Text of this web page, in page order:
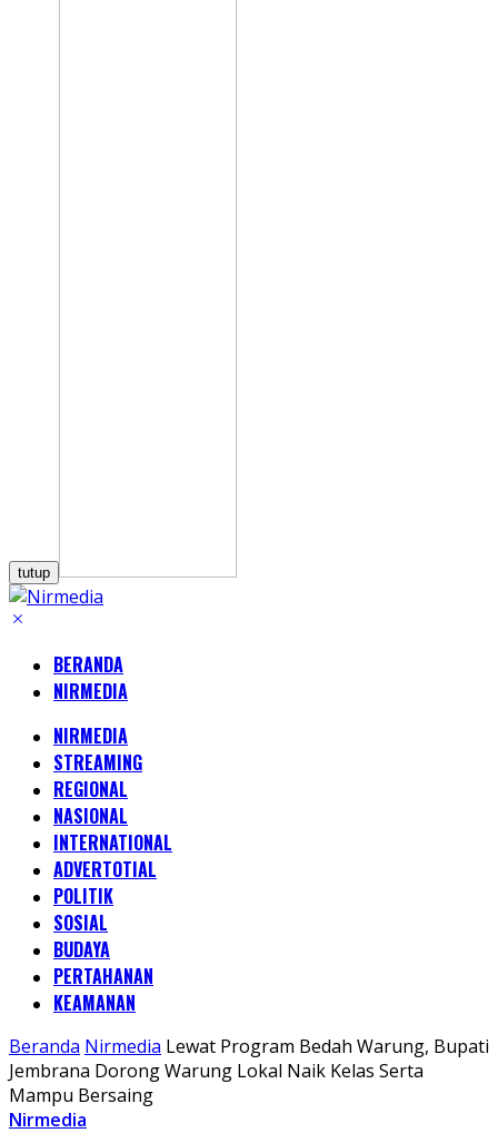
tutup
BERANDA
NIRMEDIA
NIRMEDIA
STREAMING
REGIONAL
NASIONAL
INTERNATIONAL
ADVERTOTIAL
POLITIK
SOSIAL
BUDAYA
PERTAHANAN
KEAMANAN
Beranda Nirmedia Lewat Program Bedah Warung, Bupati
Jembrana Dorong Warung Lokal Naik Kelas Serta
Mampu Bersaing
Nirmedia